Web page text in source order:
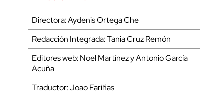
Directora: Aydenis Ortega Che
Redacción Integrada: Tania Cruz Remón
Editores web: Noel Martínez y Antonio García
Acuña
Traductor: Joao Fariñas